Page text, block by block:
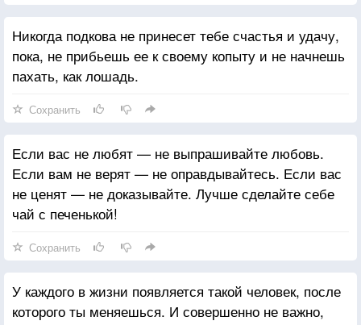
Никогда подкова не принесет тебе счастья и удачу,
пока, не прибьешь ее к своему копыту и не начнешь
пахать, как лошадь.
Сохранить
Если вас не любят — не выпрашивайте любовь.
Если вам не верят — не оправдывайтесь. Если вас
не ценят — не доказывайте. Лучше сделайте себе
чай с печенькой!
Сохранить
У каждого в жизни появляется такой человек, после
которого ты меняешься. И совершенно не важно,